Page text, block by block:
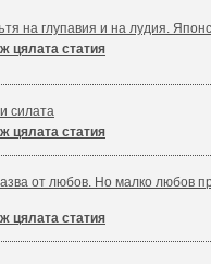
на глупавия и на лудия.
цялата статия
силата
цялата статия
от любов. Но малко любов
цялата статия